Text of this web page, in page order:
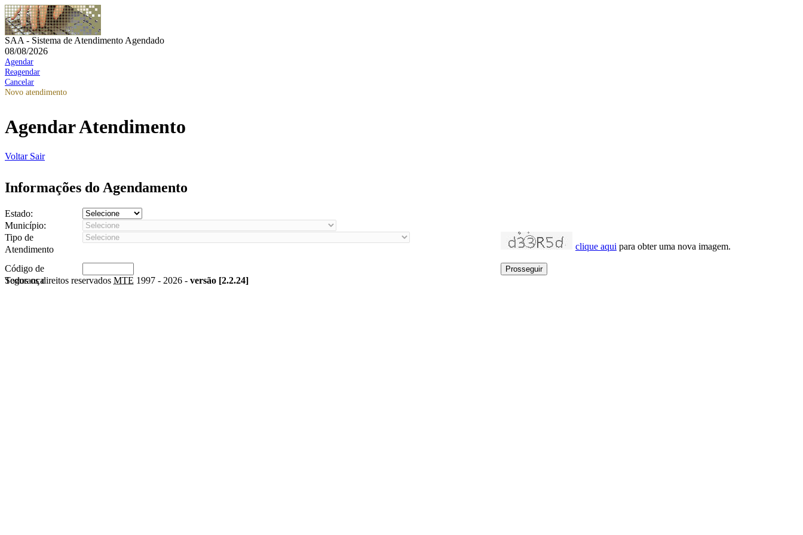
SAA - Sistema de Atendimento Agendado
08/08/2026
Agendar
Reagendar
Cancelar
Novo atendimento
Agendar Atendimento
Voltar Sair
Informações do Agendamento
Estado:
Município:
Tipo de
Atendimento
clique aqui para obter uma nova imagem.
Código de
Segurança
Todos os direitos reservados MTE 1997 - 2026 - versão [2.2.24]